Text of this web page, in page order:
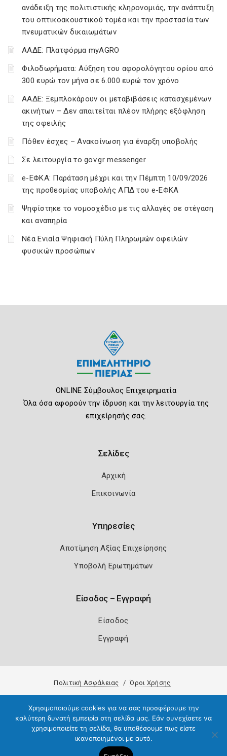
ανάδειξη της πολιτιστικής κληρονομιάς, την ανάπτυξη
του οπτικοακουστικού τομέα και την προστασία των
πνευματικών δικαιωμάτων
ΑΑΔΕ: Πλατφόρμα myAGRO
Φιλοδωρήματα: Αύξηση του αφορολόγητου ορίου από
300 ευρώ τον μήνα σε 6.000 ευρώ τον χρόνο
ΑΑΔΕ: Ξεμπλοκάρουν οι μεταβιβάσεις κατασχεμένων
ακινήτων – Δεν απαιτείται πλέον πλήρης εξόφληση
της οφειλής
Πόθεν έσχες – Ανακοίνωση για έναρξη υποβολής
Σε λειτουργία το gov.gr messenger
e-ΕΦΚΑ: Παράταση μέχρι και την Πέμπτη 10/09/2026
της προθεσμίας υποβολής ΑΠΔ του e-ΕΦΚΑ
Ψηφίστηκε το νομοσχέδιο με τις αλλαγές σε στέγαση
και αναπηρία
Νέα Ενιαία Ψηφιακή Πύλη Πληρωμών οφειλών
φυσικών προσώπων
ONLINE Σύμβουλος Επιχειρηματία
Όλα όσα αφορούν την ίδρυση και την λειτουργία της
επιχείρησής σας.
Σελίδες
Αρχική
Επικοινωνία
Υπηρεσίες
Αποτίμηση Αξίας Επιχείρησης
Υποβολή Ερωτημάτων
Είσοδος – Εγγραφή
Είσοδος
Εγγραφή
Πολιτική Ασφάλειας Όροι Χρήσης
Χρησιμοποιούμε cookies για να σας προσφέρουμε την
καλύτερη δυνατή εμπειρία στη σελίδα μας. Εάν συνεχίσετε να
χρησιμοποιείτε τη σελίδα, θα υποθέσουμε πως είστε
ικανοποιημένοι με αυτό.